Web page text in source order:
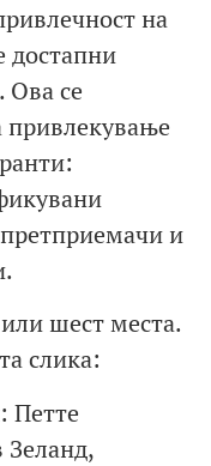
на
достапни
Ова се
привлекување
и
шест места.
слика:
Петте
Зеланд,